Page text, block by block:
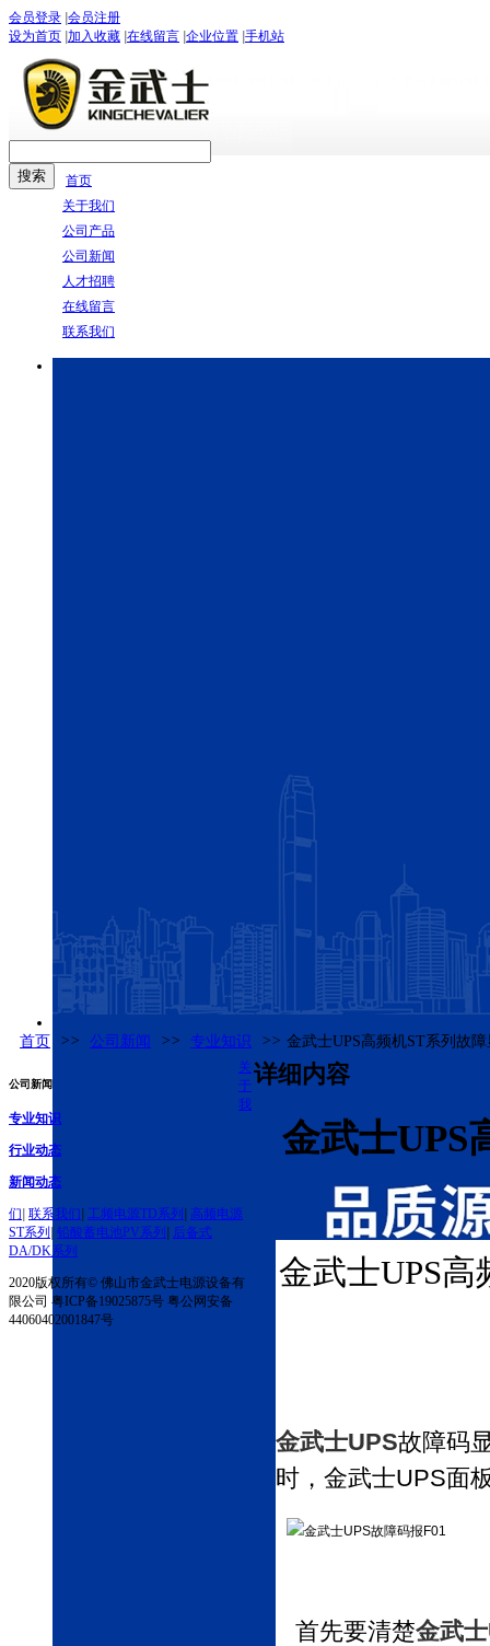
会员登录 会员注册
设为首页 加入收藏 在线留言 企业位置 手机站
首页
关于我们
公司产品
公司新闻
人才招聘
在线留言
联系我们
首页 >> 公司新闻 >> 专业知识 >> 金武士UPS高频机ST系列故
详细内容
金武士UPS
金武士UPS
金武士UPS故障码
时，金武士UPS面
首先要清楚金武
公司新闻
专业知识
行业动态
新闻动态
关
于
我
们 联系我们 工频电源TD系列
高频电源
ST系列
铅酸蓄电池PV系列
后备式
DA/DK系列
2020版权所有© 佛山市金武士电源设备有
限公司 粤ICP备19025875号 粤公网安备
44060402001847号